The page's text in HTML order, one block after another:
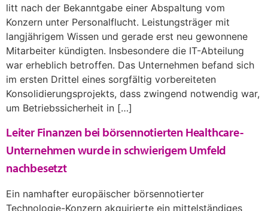
litt nach der Bekanntgabe einer Abspaltung vom
Konzern unter Personalflucht. Leistungsträger mit
langjährigem Wissen und gerade erst neu gewonnene
Mitarbeiter kündigten. Insbesondere die IT-Abteilung
war erheblich betroffen. Das Unternehmen befand sich
im ersten Drittel eines sorgfältig vorbereiteten
Konsolidierungsprojekts, dass zwingend notwendig war,
um Betriebssicherheit in […]
Leiter Finanzen bei börsennotierten Healthcare-
Unternehmen wurde in schwierigem Umfeld
nachbesetzt
Ein namhafter europäischer börsennotierter
Technologie-Konzern akquirierte ein mittelständiges